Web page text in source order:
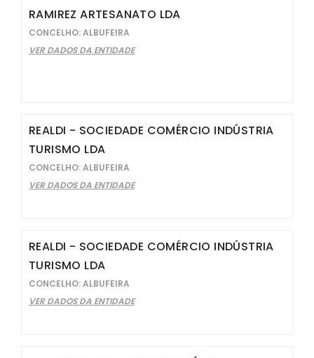
RAMIREZ ARTESANATO LDA
CONCELHO: ALBUFEIRA
VER DADOS DA ENTIDADE
REALDI - SOCIEDADE COMÉRCIO INDÚSTRIA
TURISMO LDA
CONCELHO: ALBUFEIRA
VER DADOS DA ENTIDADE
REALDI - SOCIEDADE COMÉRCIO INDÚSTRIA
TURISMO LDA
CONCELHO: ALBUFEIRA
VER DADOS DA ENTIDADE